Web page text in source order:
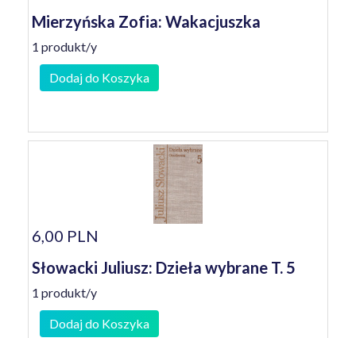
Mierzyńska Zofia: Wakacjuszka
1 produkt/y
Dodaj do Koszyka
6,00 PLN
Słowacki Juliusz: Dzieła wybrane T. 5
1 produkt/y
Dodaj do Koszyka